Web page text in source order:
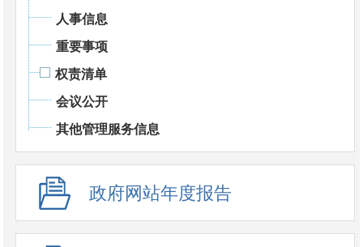
人事信息
重要事项
权责清单
会议公开
其他管理服务信息
政府网站年度报告